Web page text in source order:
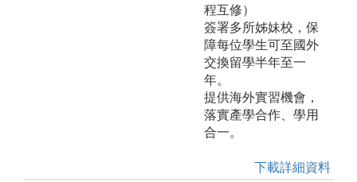
程互修）
簽署多所姊妹校，保
障每位學生可至國外
交換留學半年至一
年。
提供海外實習機會，
落實產學合作、學用
合一。
下載詳細資料